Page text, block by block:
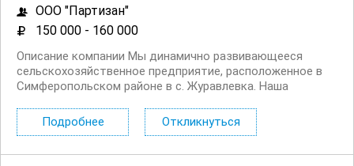
ООО "Партизан"
150 000 - 160 000
Описание компании Мы динамично развивающееся
сельскохозяйственное предприятие, расположенное в
Симферопольском районе в с. Журавлевка. Наша
качественной сельскохозяйственной продукции
(птицеводство производство куриных яиц,
Подробнее Откликнуться